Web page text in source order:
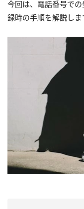
今回は、電話番号で
録時の手順を解説しま